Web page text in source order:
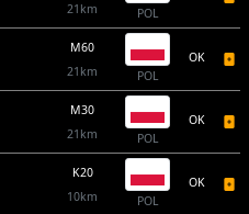
21km
POL
M60
21km
POL
OK
M30
21km
POL
OK
K20
10km
POL
OK